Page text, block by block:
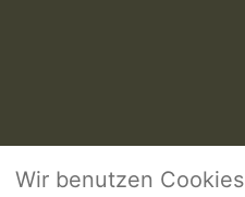
Wir benutzen Cookies